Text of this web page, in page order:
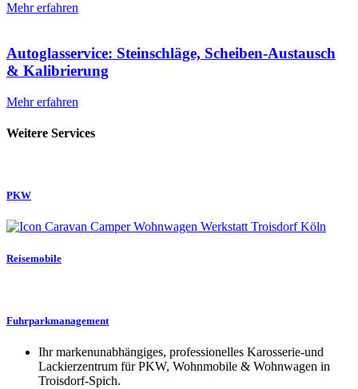
Mehr erfahren
Autoglasservice: Steinschläge, Scheiben-Austausch
& Kalibrierung
Mehr erfahren
Weitere Services
PKW
Reisemobile
Fuhrparkmanagement
Ihr markenunabhängiges, professionelles Karosserie-und
Lackierzentrum für PKW, Wohnmobile & Wohnwagen in
Troisdorf-Spich.